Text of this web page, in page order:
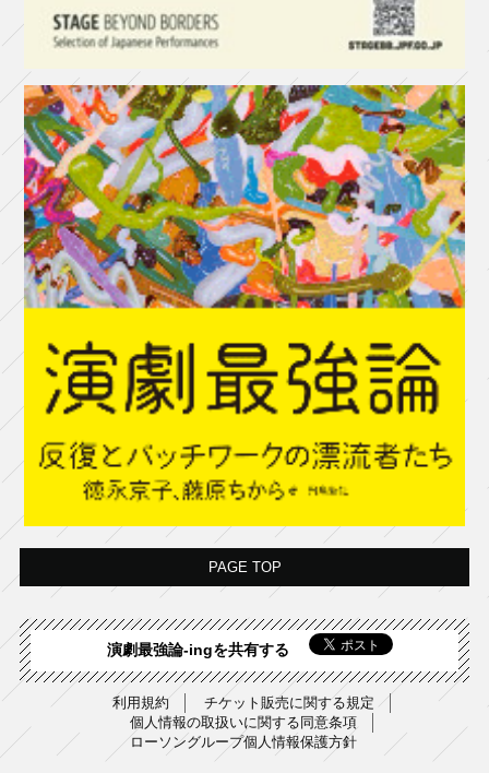
PAGE TOP
演劇最強論-ingを共有する
利用規約
チケット販売に関する規定
個人情報の取扱いに関する同意条項
ローソングループ個人情報保護方針